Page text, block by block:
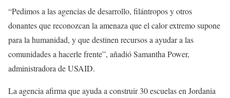
“Pedimos a las agencias de desarrollo, filántropos y otros
donantes que reconozcan la amenaza que el calor extremo supone
para la humanidad, y que destinen recursos a ayudar a las
comunidades a hacerle frente”, añadió Samantha Power,
administradora de USAID.
La agencia afirma que ayuda a construir 30 escuelas en Jordania